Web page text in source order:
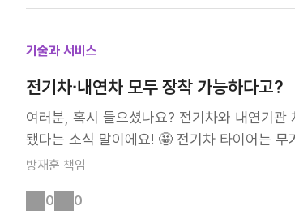
상큼한 라임과 바질향을 더한 허브 모히또, 이
료들과 인사도 하고, 직접 만든 칵테일로 건배
하고, 모두 한껏 기분이 업된 상태로 마친 쎈
주세요😉
기술과 서비스
전기차∙내연차 모두 장착 가능하다고?
여러분, 혹시 들으셨나요? 전기차와 내연기관
됐다는 소식 말이에요! 🤩 전기차 타이어는
다는 사실은 잘 알고 계실 텐데요! 이번에 선
L(High Load)' 타이어 ‘HL’은 ETRTO(유럽
방재훈 책임
0 0